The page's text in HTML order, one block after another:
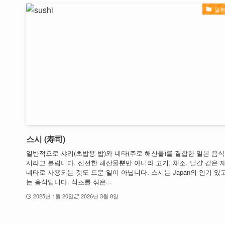
일
스시 (寿司)
일반적으로 샤리(초밥용 밥)와 네타(주로 해산물)를 결합한 일본 음
시라고 불립니다. 신선한 해산물뿐만 아니라 고기, 채소, 달걀 같은
네타로 사용되는 것도 드문 일이 아닙니다. 스시는 Japan의 인기 있
는 음식입니다. 식초를 섞은...
2025년 1월 20일 2026년 3월 8일